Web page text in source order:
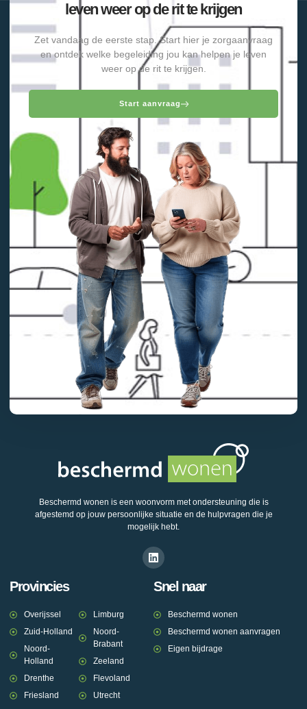
leven weer op de rit te krijgen
Zet vandaag de eerste stap. Start hier je zorgaanvraag
en ontdek welke begeleiding jou kan helpen je leven
weer op de rit te krijgen.
Start aanvraag
Beschermd wonen is een woonvorm met ondersteuning die is
afgestemd op jouw persoonlijke situatie en de hulpvragen die je
mogelijk hebt.
Provincies
Overijssel
Zuid-Holland
Noord-
Holland
Drenthe
Friesland
Limburg
Noord-
Brabant
Zeeland
Flevoland
Utrecht
Snel naar
Beschermd wonen
Beschermd wonen aanvragen
Eigen bijdrage